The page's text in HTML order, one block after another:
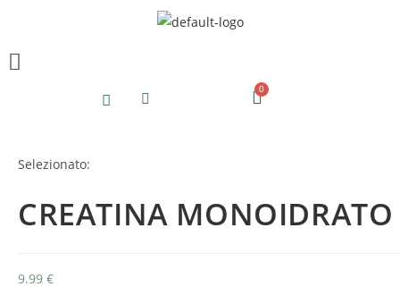
Selezionato:
CREATINA MONOIDRATO
9.99 €